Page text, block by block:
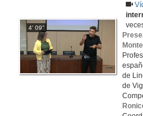
4' 09''
de
de